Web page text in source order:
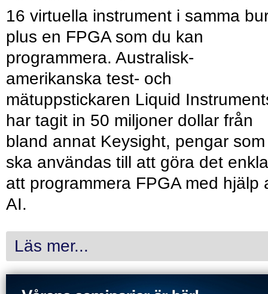
16 virtuella instrument i samma
plus en FPGA som du kan
programmera. Australisk-
amerikanska test- och
mätuppstickaren Liquid
har tagit in 50 miljoner dollar från
bland annat Keysight, pengar som
ska användas till att göra det
att programmera FPGA med hjälp
AI.
Läs mer...